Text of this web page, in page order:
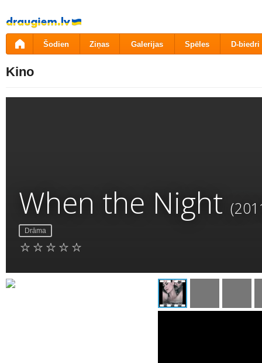
Pāriet
uz
saturu
Šodien Ziņas Galerijas Spēles D-biedri
Kino
When the Night
Drāma